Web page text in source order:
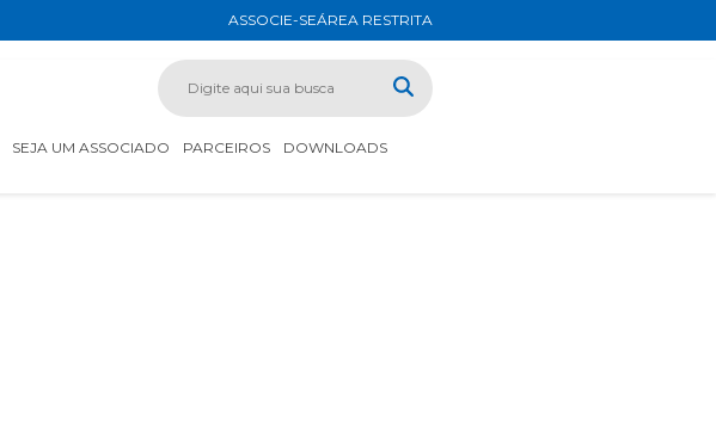
ASSOCIE-SEÁREA RESTRITA
SEJA UM ASSOCIADO PARCEIROS
DOWNLOADS